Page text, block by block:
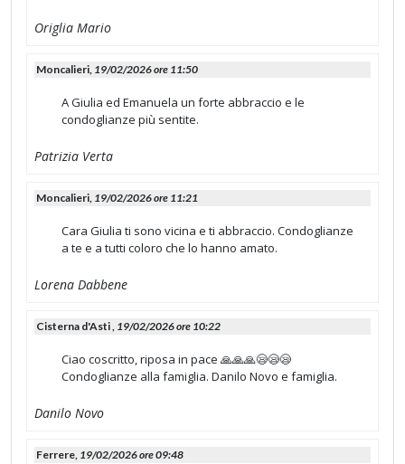
Origlia Mario
Moncalieri, 19/02/2026 ore 11:50
A Giulia ed Emanuela un forte abbraccio e le
condoglianze più sentite.
Patrizia Verta
Moncalieri, 19/02/2026 ore 11:21
Cara Giulia ti sono vicina e ti abbraccio. Condoglianze
a te e a tutti coloro che lo hanno amato.
Lorena Dabbene
Cisterna d'Asti , 19/02/2026 ore 10:22
Ciao coscritto, riposa in pace 🙏🙏🙏😪😪😪
Condoglianze alla famiglia. Danilo Novo e famiglia.
Danilo Novo
Ferrere, 19/02/2026 ore 09:48